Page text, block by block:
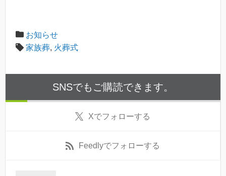
お知らせ
家族葬, 火葬式
SNSでもご購読できます。
Xでフォローする
Feedlyでフォローする